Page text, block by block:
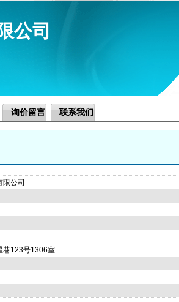
公司
询价留言 联系我们
公司
巷123号1306室